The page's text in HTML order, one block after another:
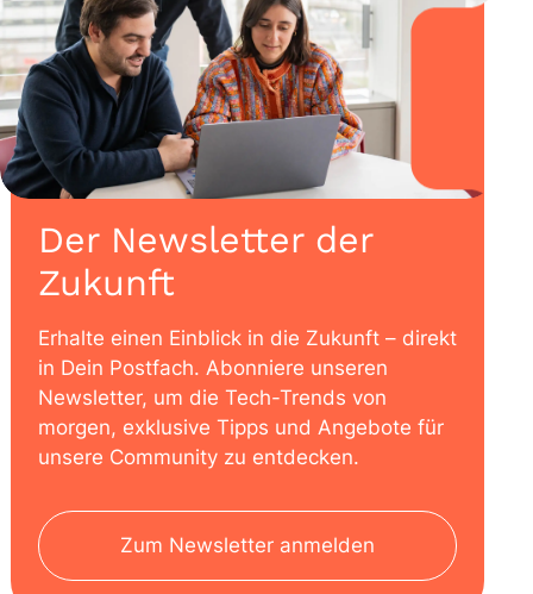
Der Newsletter der
Zukunft
Erhalte einen Einblick in die Zukunft – direkt
in Dein Postfach. Abonniere unseren
Newsletter, um die Tech-Trends von
morgen, exklusive Tipps und Angebote für
unsere Community zu entdecken.
Zum Newsletter anmelden